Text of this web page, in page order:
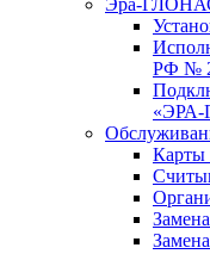
Эра-
РФ №
Карты